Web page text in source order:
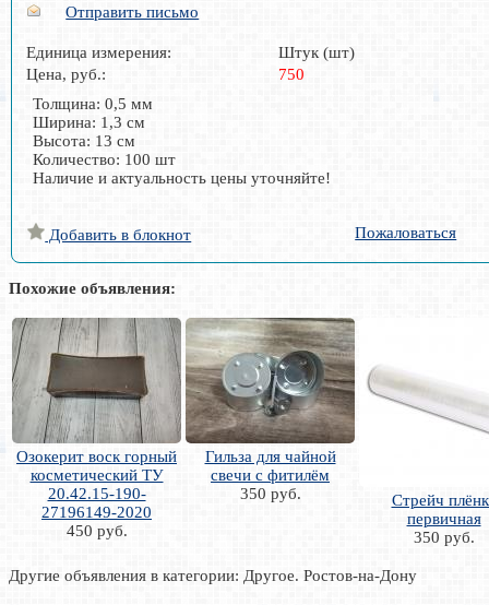
Отправить письмо
Единица измерения:
Штук (шт)
Цена, руб.:
750
Толщина: 0,5 мм
Ширина: 1,3 см
Высота: 13 см
Количество: 100 шт
Наличие и актуальность цены уточняйте!
Добавить в блокнот Пожаловаться
Похожие объявления:
Озокерит воск горный
косметический ТУ
20.42.15-190-
27196149-2020
450 руб.
Гильза для чайной
свечи с фитилём
350 руб.
Стрейч
первичная
350 руб.
Другие объявления в категории: Другое. Ростов-на-Дону